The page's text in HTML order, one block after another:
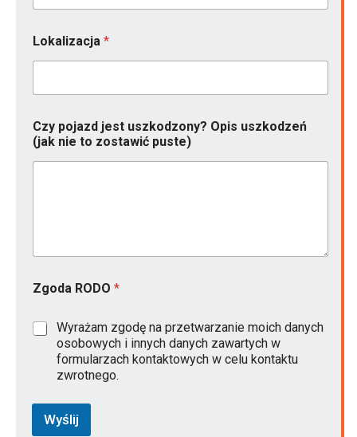
Lokalizacja *
Czy pojazd jest uszkodzony? Opis uszkodzeń
(jak nie to zostawić puste)
a
k
a
Zgoda RODO *
Wyrażam zgodę na przetwarzanie moich danych
osobowych i innych danych zawartych w
formularzach kontaktowych w celu kontaktu
zwrotnego.
Wyślij